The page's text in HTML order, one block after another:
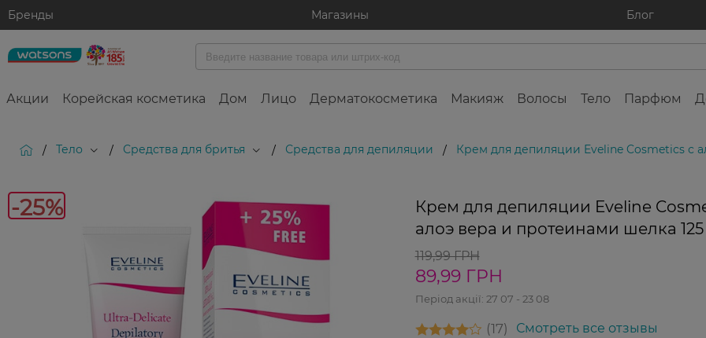
Бренды Магазины Блог
Акции Корейская косметика Дом Лицо Дерматокосметика Макияж Волосы Тело Парфюм
/ Тело / Средства для бритья / Средства для депиляции / Крем для депиляции Eveline Cosmetics с
-25%
Крем для депиляции Eveline
алоэ вера и протеинами шелка
119,99 ГРН
89,99 ГРН
Період акції: 27 07 - 23 08
17 Смотреть все отзывы